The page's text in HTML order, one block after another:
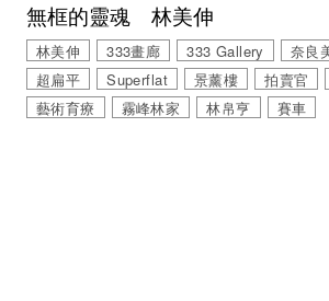
無框的靈魂 林美伸
林美伸 333畫廊 333 Gallery 奈良
超扁平
Superflat 景薰樓 拍賣官
藝術育療
霧峰林家 林帛亨 賽車